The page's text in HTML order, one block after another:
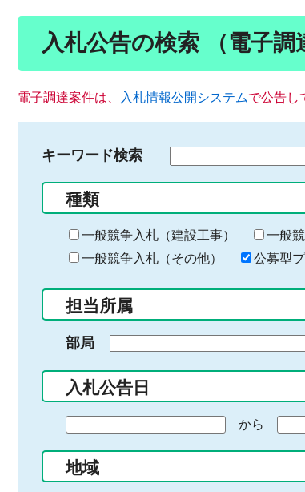
入札公告の検索 （電子調
電子調達案件は、 入札情報公開システムで公告し
キーワード検索
る
キ
ー
ー
入
力
種類
一般競争入札（建設工事） 一般
一般競争入札（その他）
公募型
担当所属
部局
入札公告日
の
始
から
終
地域